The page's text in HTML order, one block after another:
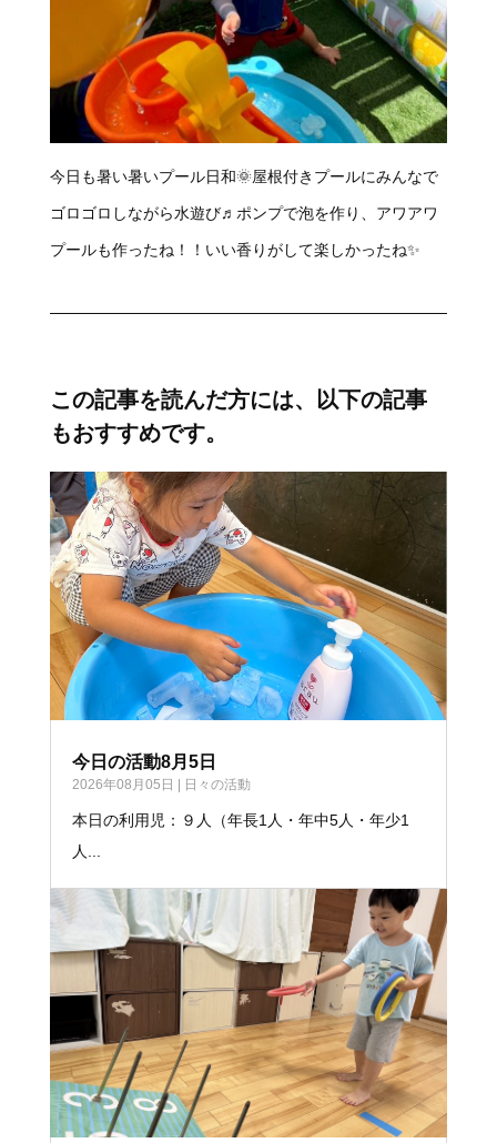
今日も暑い暑いプール日和🌞屋根付きプールにみんなで
ゴロゴロしながら水遊び♬ポンプで泡を作り、アワアワ
プールも作ったね！！いい香りがして楽しかったね✨
この記事を読んだ方には、以下の記事
もおすすめです。
今日の活動8月5日
2026年08月05日 日々の活動
本日の利用児：９人（年長1人・年中5人・年少1
人...